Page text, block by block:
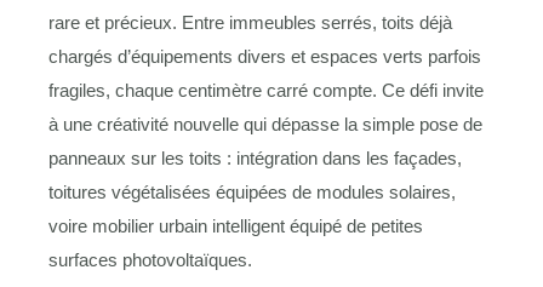
rare et précieux. Entre immeubles serrés, toits déjà
chargés d’équipements divers et espaces verts parfois
fragiles, chaque centimètre carré compte. Ce défi invite
à une créativité nouvelle qui dépasse la simple pose de
panneaux sur les toits : intégration dans les façades,
toitures végétalisées équipées de modules solaires,
voire mobilier urbain intelligent équipé de petites
surfaces photovoltaïques.